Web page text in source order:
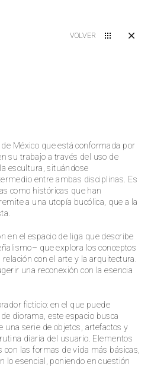
VOLVER
México que está conformada por
su trabajo a través del uso de
escultura, situándose
entre ambas disciplinas. Es
como históricas que han
a una utopía bucólica, que a la
en el espacio de liga que describe
que explora los conceptos
con el arte y la arquitectura.
una reconexión con la esencia
ficticio: en el que puede
diorama, este espacio busca
una serie de objetos, artefactos y
diaria del usuario. Elementos
las formas de vida más básicas,
lo esencial, poniendo en cuestión